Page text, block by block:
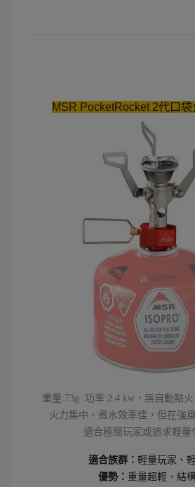
MSR PocketRocket 2代口袋
重量:73g 功率:2.4 kw，無自動點火
火力集中，煮水效率佳，但在強
適合極簡玩家或追求輕量
適合族群： 輕量玩家、
優勢： 重量超輕、結